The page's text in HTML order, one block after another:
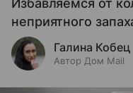
Избавляемся от
неприятного
Галина Кобец
Автор Дом Mail